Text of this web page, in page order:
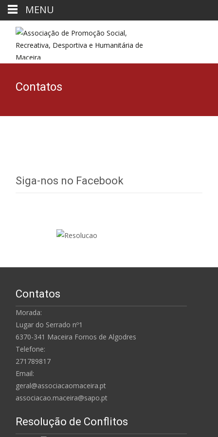
Contatos
Siga-nos no Facebook
Contatos
Morada:
Lugar do Serrado nº1
6370-341 Maceira Fornos de Algodres
Telefone:
271789817
Email:
geral@associacaomaceira.pt
associacao.maceira@sapo.pt
Resolução de Conflitos
MENU